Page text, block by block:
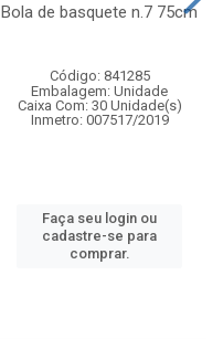
Bola de basquete n.7 75cm
Código: 841285
Embalagem: Unidade
Caixa Com: 30 Unidade(s)
Inmetro: 007517/2019
Faça seu login ou
cadastre-se para
comprar.